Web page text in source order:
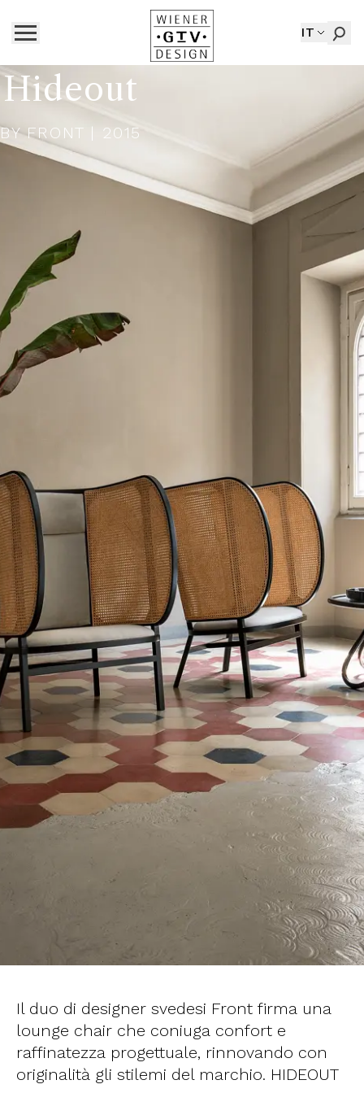
IT
Hideout
BYFRONT | 2015
Il duo di designer svedesi Front firma una
lounge chair che coniuga confort e
raffinatezza progettuale, rinnovando con
originalità gli stilemi del marchio. HIDEOUT